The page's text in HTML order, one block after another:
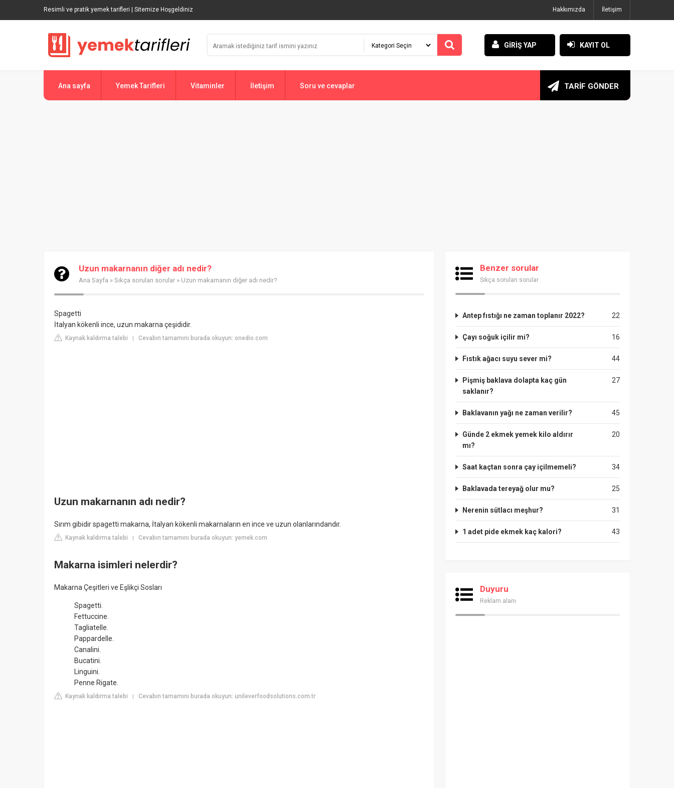
Resimli ve pratik yemek tarifleri | Sitemize Hoşgeldiniz Hakkımızda İletişim
GİRİŞ YAP KAYIT OL
Ana sayfa Yemek Tarifleri Vitaminler İletişim Soru ve cevaplar TARİF GÖNDER
Uzun makarnanın diğer adı nedir?
Ana Sayfa » Sıkça sorulan sorular » Uzun makarnanın diğer adı nedir?
Spagetti
İtalyan kökenli ince, uzun makarna çeşididir.
Kaynak kaldırma talebi | Cevabın tamamını burada okuyun: onedio.com
Uzun makarnanın adı nedir?
Sırım gibidir spagetti makarna, İtalyan kökenli makarnaların en ince ve uzun olanlarındandır.
Kaynak kaldırma talebi Cevabın tamamını burada okuyun: yemek.com
Makarna isimleri nelerdir?
Makarna Çeşitleri ve Eşlikçi Sosları
Spagetti.
Fettuccine.
Tagliatelle.
Pappardelle.
Canalini.
Bucatini.
Linguini.
Penne Rigate.
Kaynak kaldırma talebi Cevabın tamamını burada okuyun: unileverfoodsolutions.com.tr
Benzer sorular
Sıkça sorulan sorular
22
Antep fıstığı ne zaman toplanır 2022?
16
Çayı soğuk içilir mi?
44
Fıstık ağacı suyu sever mi?
27
Pişmiş baklava dolapta kaç gün
saklanır?
45
Baklavanın yağı ne zaman verilir?
20
Günde 2 ekmek yemek kilo aldırır
mı?
34
Saat kaçtan sonra çay içilmemeli?
25
Baklavada tereyağ olur mu?
31
Nerenin sütlacı meşhur?
43
1 adet pide ekmek kaç kalori?
Duyuru
Reklam alanı